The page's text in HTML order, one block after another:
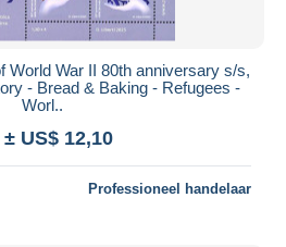
World War II 80th anniversary s/s,
- Bread & Baking - Refugees -
Worl..
± US$ 12,10
Professioneel handelaar